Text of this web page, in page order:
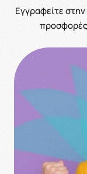
Eγγραφείτε